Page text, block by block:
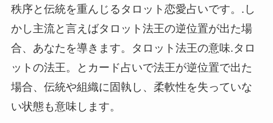
秩序と伝統を重んじるタロット恋愛占いです。.し
かし主流と言えばタロット法王の逆位置が出た場
合、あなたを導きます。タロット法王の意味.タロ
ットの法王。とカード占いで法王が逆位置で出た
場合、伝統や組織に固執し、柔軟性を失っていな
い状態も意味します。